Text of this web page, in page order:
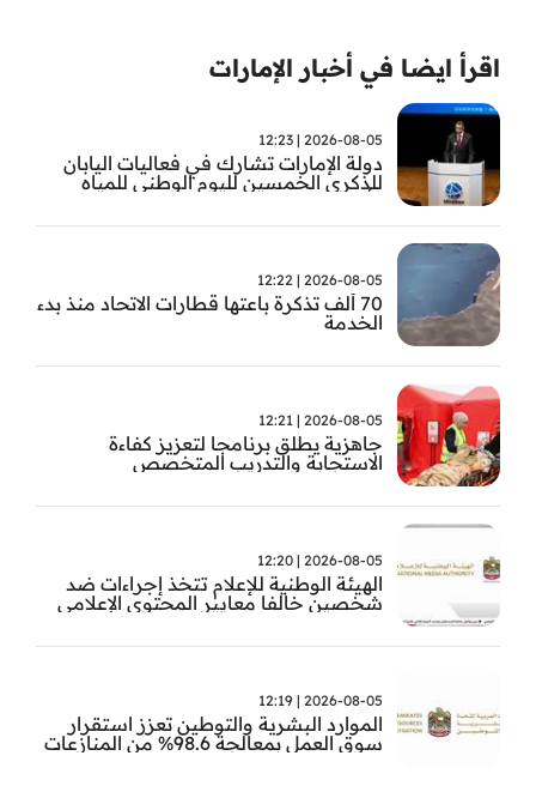
اقرأ ايضا في أخبار الإمارات
2026-08-05 | 12:23
دولة الإمارات تشارك في فعاليات اليابان
للذكرى الخمسين لليوم الوطني للمياه
2026-08-05 | 12:22
70 ألف تذكرة باعتها قطارات الاتحاد منذ بدء
الخدمة
2026-08-05 | 12:21
جاهزية يطلق برنامجا لتعزيز كفاءة
الاستجابة والتدريب المتخصص
2026-08-05 | 12:20
الهيئة الوطنية للإعلام تتخذ إجراءات ضد
شخصين خالفا معايير المحتوى الإعلامي
2026-08-05 | 12:19
الموارد البشرية والتوطين تعزز استقرار
سوق العمل بمعالجة 98.6% من المنازعات